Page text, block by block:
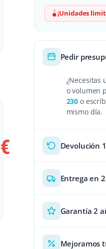
¡Unidades
Pedir
¿Necesitas
o volumen
230 o
mismo día.
Devolución
Entrega en
Garantía 2
Mejoramos
€